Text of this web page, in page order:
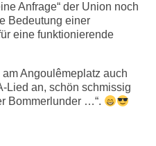
Anfrage“ der Union noch
Bedeutung einer
eine funktionierende
Angoulêmeplatz auch
Lied an, schön schmissig
Bommerlunder …“.